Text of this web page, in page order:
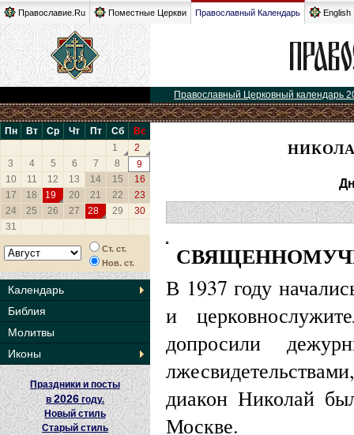
Православие.Ru Поместные Церкви Православный Календарь English
Православный Церковный календарь
Пн Вт Ср Чт Пт Сб
Вс
1
2
3
4 5 6 7 8
9
10
11 12 13 14 15
16
17
18 19 20 21 22
23
24
25 26 27 28 29
30
31
Ст. ст.
Нов. ст.
Календарь
Библия
Молитвы
Иконы
Праздники и посты
в2026 году.
Новый стиль
Старый стиль
В 1937 году
и
допросили
диакон Николай
Москве.